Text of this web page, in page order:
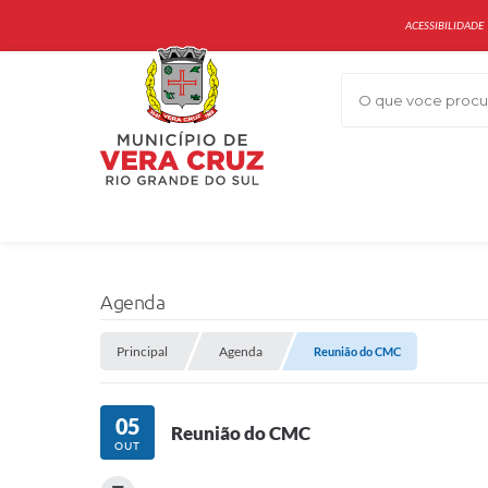
O que voce
ACESSIBILIDADE
Agenda
Principal Agenda Reunião do CMC
05
OUT
Reunião do CMC